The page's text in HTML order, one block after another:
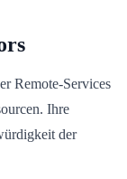
Remote-Services
Ihre
der